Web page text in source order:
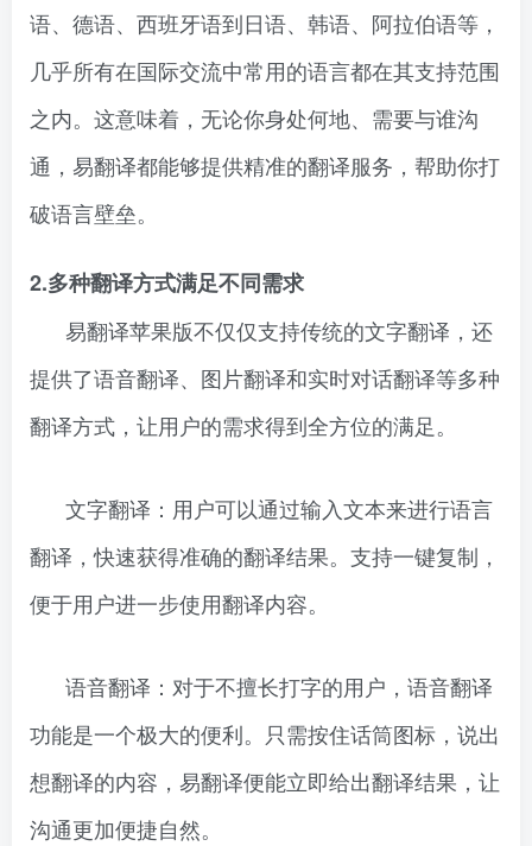
语、德语、西班牙语到日语、韩语、阿拉伯语等，
几乎所有在国际交流中常用的语言都在其支持范围
之内。这意味着，无论你身处何地、需要与谁沟
通，易翻译都能够提供精准的翻译服务，帮助你打
破语言壁垒。
2.多种翻译方式满足不同需求
易翻译苹果版不仅仅支持传统的文字翻译，还
提供了语音翻译、图片翻译和实时对话翻译等多种
翻译方式，让用户的需求得到全方位的满足。
文字翻译：用户可以通过输入文本来进行语言
翻译，快速获得准确的翻译结果。支持一键复制，
便于用户进一步使用翻译内容。
语音翻译：对于不擅长打字的用户，语音翻译
功能是一个极大的便利。只需按住话筒图标，说出
想翻译的内容，易翻译便能立即给出翻译结果，让
沟通更加便捷自然。